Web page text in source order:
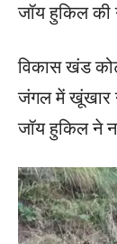
जॉय हुकिल की
विकास खंड
जंगल में खूंखार
जॉय हुकिल ने